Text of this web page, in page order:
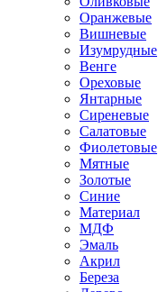
Оранжевые
Вишневые
Изумрудные
Венге
Ореховые
Янтарные
Сиреневые
Салатовые
Фиолетовые
Мятные
Золотые
Синие
Материал
МДФ
Эмаль
Акрил
Береза